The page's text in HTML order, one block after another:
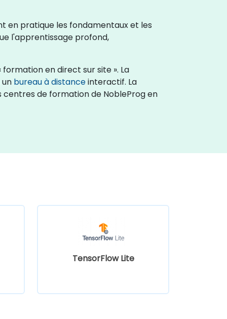
en pratique les fondamentaux et les
l'apprentissage profond,
en direct sur site ». La
bureau à distanceinteractif. La
centres de formation de NobleProg en
TensorFlow Lite